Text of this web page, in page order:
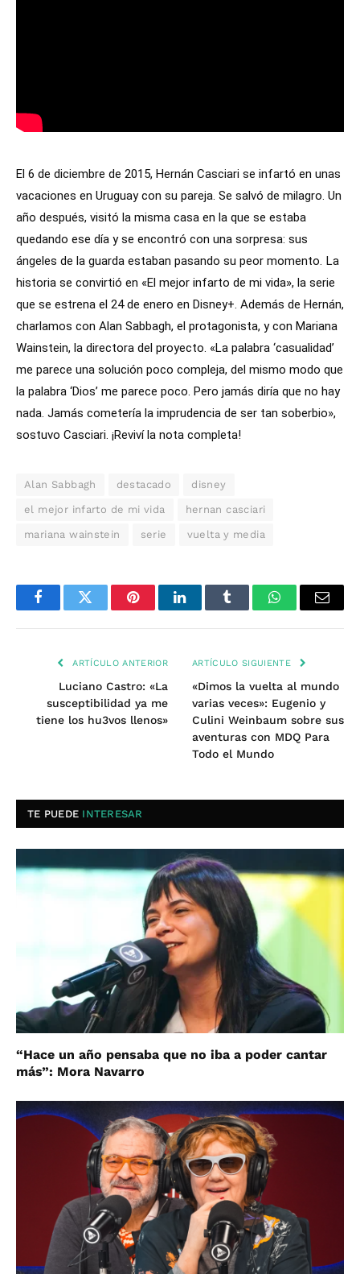
El 6 de diciembre de 2015, Hernán Casciari se infartó en unas
vacaciones en Uruguay con su pareja. Se salvó de milagro. Un
año después, visitó la misma casa en la que se estaba
quedando ese día y se encontró con una sorpresa: sus
ángeles de la guarda estaban pasando su peor momento. La
historia se convirtió en «El mejor infarto de mi vida», la serie
que se estrena el 24 de enero en Disney+. Además de Hernán,
charlamos con Alan Sabbagh, el protagonista, y con Mariana
Wainstein, la directora del proyecto. «La palabra ‘casualidad’
me parece una solución poco compleja, del mismo modo que
la palabra ‘Dios’ me parece poco. Pero jamás diría que no hay
nada. Jamás cometería la imprudencia de ser tan soberbio»,
sostuvo Casciari. ¡Reviví la nota completa!
Alan Sabbagh destacado disney
el mejor infarto de mi vida hernan casciari
mariana wainstein serie vuelta y media
FacebookTwitter PinterestLinkedInTumblr WhatsAppEmail
ARTÍCULO ANTERIOR
Luciano Castro: «La
susceptibilidad ya me
tiene los hu3vos llenos»
ARTÍCULO SIGUIENTE
«Dimos la vuelta al mundo
varias veces»: Eugenio y
Culini Weinbaum sobre sus
aventuras con MDQ Para
Todo el Mundo
TE PUEDE INTERESAR
“Hace un año pensaba que no iba a poder cantar
más”: Mora Navarro